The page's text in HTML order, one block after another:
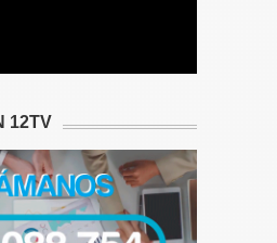
12TV